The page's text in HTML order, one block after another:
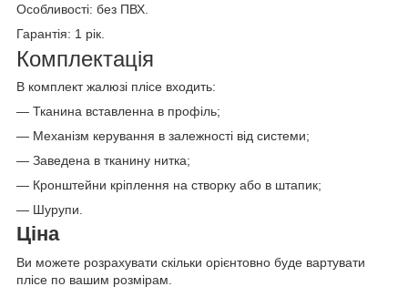
Особливості: без ПВХ.
Гарантія: 1 рік.
Комплектація
В комплект жалюзі плісе входить:
— Тканина вставленна в профіль;
— Механізм керування в залежності від системи;
— Заведена в тканину нитка;
— Кронштейни кріплення на створку або в штапик;
— Шурупи.
Ціна
Ви можете розрахувати скільки орієнтовно буде вартувати
плісе по вашим розмірам.